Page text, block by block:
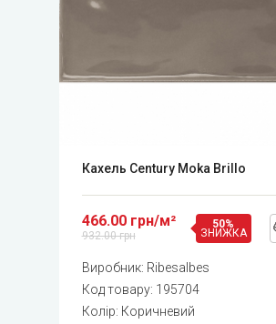
Кахель Century Moka Brillo
466.00 грн/м²
932.00 грн
50%
ЗНИЖКА
Виробник: Ribesalbes
Код товару: 195704
Колір: Коричневий